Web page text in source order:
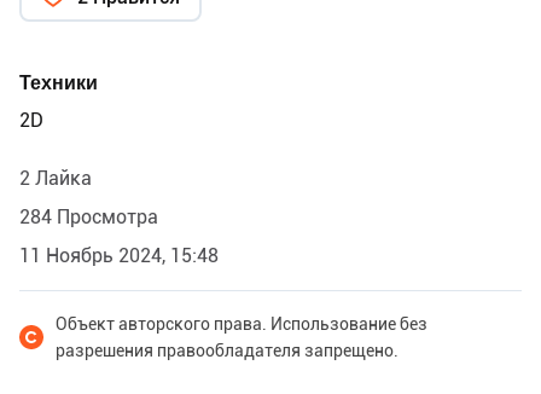
Техники
2D
2 Лайка
284 Просмотра
11 Ноябрь 2024, 15:48
Объект авторского права. Использование без
разрешения правообладателя запрещено.